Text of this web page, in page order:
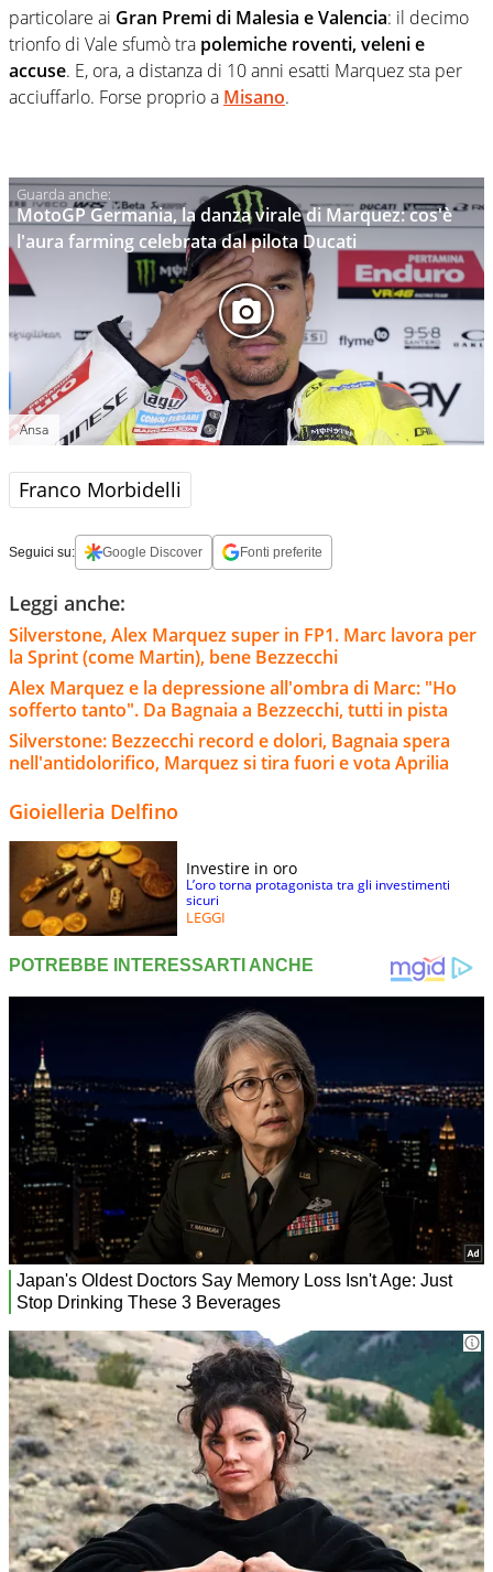
particolare ai Gran Premi di Malesia e Valencia: il decimo
trionfo di Vale sfumò tra polemiche roventi, veleni e
accuse. E, ora, a distanza di 10 anni esatti Marquez sta per
acciuffarlo. Forse proprio a Misano.
MotoGP Germania, la danza virale di Marquez: cos'è
l'aura farming celebrata dal pilota Ducati
Ansa
Franco Morbidelli
Seguici su: Google Discover Fonti preferite
Leggi anche:
Silverstone, Alex Marquez super in FP1. Marc lavora per
la Sprint (come Martin), bene Bezzecchi
Alex Marquez e la depressione all'ombra di Marc: "Ho
sofferto tanto". Da Bagnaia a Bezzecchi, tutti in pista
Silverstone: Bezzecchi record e dolori, Bagnaia spera
nell'antidolorifico, Marquez si tira fuori e vota Aprilia
Gioielleria Delfino
Investire in oro
L’oro torna protagonista tra gli investimenti
sicuri
LEGGI